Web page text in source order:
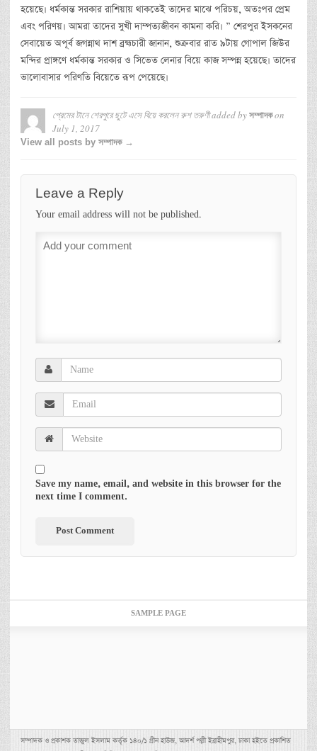
হয়েছে। ধর্মকান্ত সরকার রাশিয়ায় থাকতেই তাদের মাঝে পরিচয়, অতঃপর প্রেম
এবং পরিণয়। আমরা তাদের সুখী দাম্পত্যজীবন কামনা করি। ” শেরপুর ইসকনের
সেবায়েত অপূর্ব জগন্নাথ দাশ ব্রহ্মচারী জানান, শুক্রবার রাত ৯টায় গোপাল জিউর
মন্দির প্রাঙ্গণে ধর্মকান্ত সরকার ও সিভেত লেনার বিয়ে কাজ সম্পন্ন হয়েছে। তাদের
ভালোবাসার পরিণতি বিয়েতে রূপ পেয়েছে।
প্রেমের টানে শেরপুরে ছুটে এসে বিয়ে করলেন রুশ তরুণীadded by সম্পাদকon
July 1, 2017
View all posts by সম্পাদক →
Leave a Reply
Your email address will not be published.
Save my name, email, and website in this browser for the
next time I comment.
SAMPLE PAGE
সম্পাদক ও প্রকাশক তাজুল ইসলাম কর্তৃক ১৪০/১ গ্রীন হাউজ, আদর্শ পল্লী ইব্রাহীমপুর, ঢাকা হইতে প্রকাশিত